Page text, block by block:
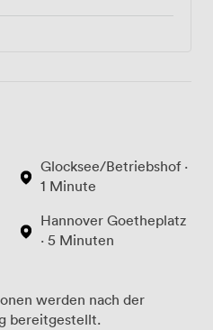
Glocksee/Betriebshof ·
1 Minute
Hannover Goetheplatz
· 5 Minuten
werden nach der
bereitgestellt.